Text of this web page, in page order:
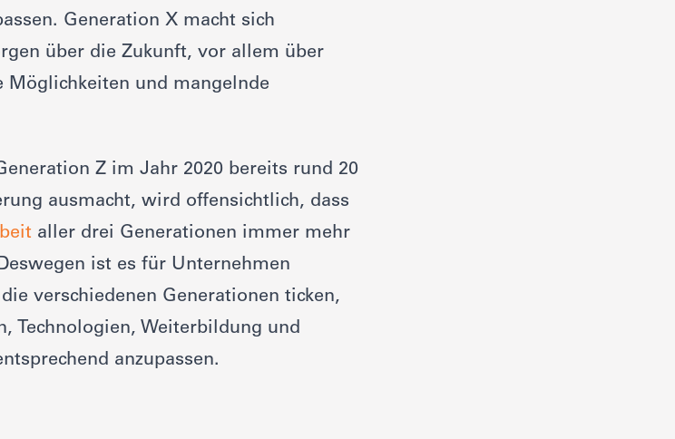
Generation X macht sich
über die Zukunft, vor allem über
Möglichkeiten und mangelnde
Z im Jahr 2020 bereits rund 20
ausmacht, wird offensichtlich, dass
aller drei Generationen immer mehr
ist es für Unternehmen
verschiedenen Generationen ticken,
Technologien, Weiterbildung und
anzupassen.